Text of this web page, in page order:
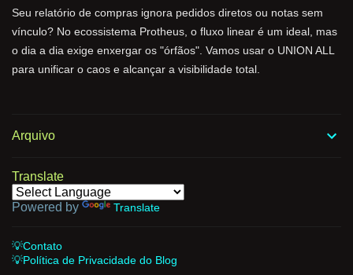
Seu relatório de compras ignora pedidos diretos ou notas sem
vínculo? No ecossistema Protheus, o fluxo linear é um ideal, mas
o dia a dia exige enxergar os "órfãos". Vamos usar o UNION ALL
para unificar o caos e alcançar a visibilidade total.
Arquivo
Translate
Powered by Translate
💡Contato
💡Política de Privacidade do Blog